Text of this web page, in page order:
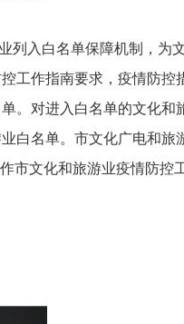
入白名单保障机制，为
工作指南要求，疫情防控
。对进入白名单的文化和
白名单。市文化广电和旅
市文化和旅游业疫情防控